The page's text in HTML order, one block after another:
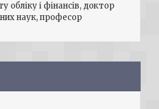
обліку і фінансів, доктор
наук, професор